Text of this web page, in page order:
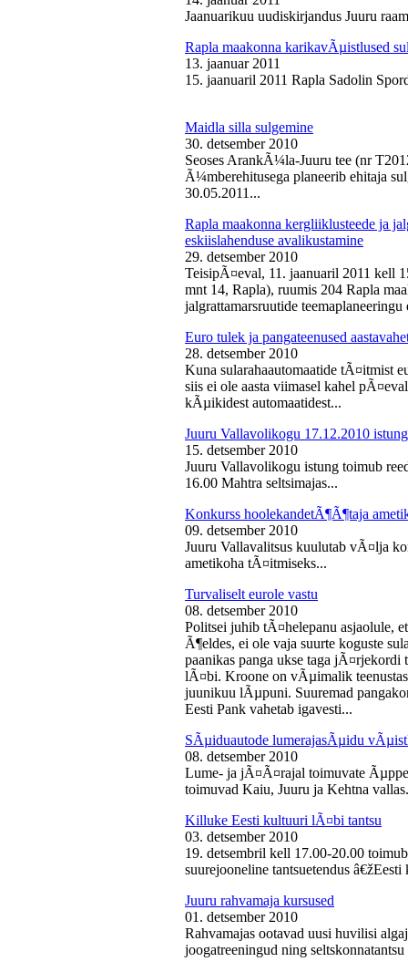
Jaanuarikuu uudiskirjandus Juuru
Rapla maakonna karikavÃµistlused
13. jaanuar 2011
15. jaanuaril 2011 Rapla Sadolin
Maidla silla sulgemine
30. detsember 2010
Seoses ArankÃ¼la-Juuru tee (nr
Ã¼mberehitusega planeerib ehitaja
30.05.2011...
Rapla maakonna kergliiklusteede ja
eskiislahenduse avalikustamine
29. detsember 2010
TeisipÃ¤eval, 11. jaanuaril 2011 kell
mnt 14, Rapla), ruumis 204 Rapla
jalgrattamarsruutide
Euro tulek ja pangateenused
28. detsember 2010
Kuna sularahaautomaatide tÃ¤itmist
siis ei ole aasta viimasel kahel
kÃµikidest automaatidest...
Juuru Vallavolikogu 17.12.2010 istung
15. detsember 2010
Juuru Vallavolikogu istung toimub
16.00 Mahtra seltsimajas...
Konkurss hoolekandetÃ¶Ã¶taja
09. detsember 2010
Juuru Vallavalitsus kuulutab vÃ¤lja
ametikoha tÃ¤itmiseks...
Turvaliselt eurole vastu
08. detsember 2010
Politsei juhib tÃ¤helepanu asjaolule,
Ã¶eldes, ei ole vaja suurte koguste
paanikas panga ukse taga
lÃ¤bi. Kroone on vÃµimalik
juunikuu lÃµpuni. Suuremad
Eesti Pank vahetab igavesti...
SÃµiduautode lumerajasÃµidu
08. detsember 2010
Lume- ja jÃ¤Ã¤rajal toimuvate
toimuvad Kaiu, Juuru ja Kehtna
Killuke Eesti kultuuri lÃ¤bi tantsu
03. detsember 2010
19. detsembril kell 17.00-20.00
suurejooneline tantsuetendus
Juuru rahvamaja kursused
01. detsember 2010
Rahvamajas ootavad uusi huvilisi
joogatreeningud ning seltskonnatantsu